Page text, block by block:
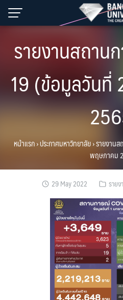
Skip
รายงานสถาน
19 (ข้อมูลวัน
หน้าแรก›ประกาศมหาวิทยาลัย›รายงาน
พฤษภาคม
29 May 2022 ราย